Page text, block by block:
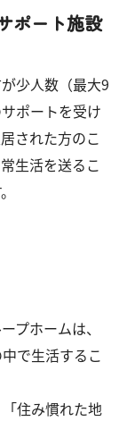
ポート施設
少人数（最大9
ポートを受け
された方のこ
生活を送るこ
プホームは、
で生活するこ
住み慣れた地